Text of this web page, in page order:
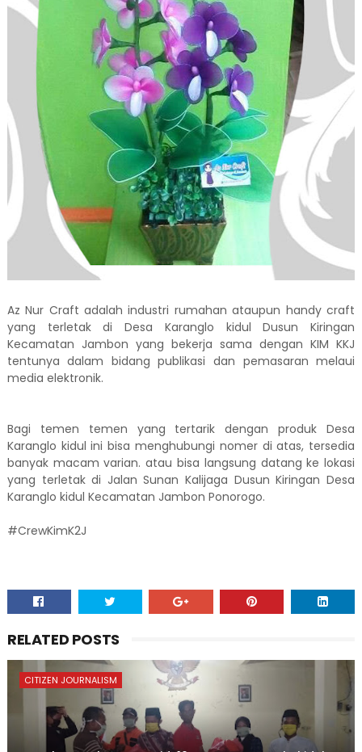
Az Nur Craft adalah industri rumahan ataupun handy craft
yang terletak di Desa Karanglo kidul Dusun Kiringan
Kecamatan Jambon yang bekerja sama dengan KIM KKJ
tentunya dalam bidang publikasi dan pemasaran melaui
media elektronik.
Bagi temen temen yang tertarik dengan produk Desa
Karanglo kidul ini bisa menghubungi nomer di atas, tersedia
banyak macam varian. atau bisa langsung datang ke lokasi
yang terletak di Jalan Sunan Kalijaga Dusun Kiringan Desa
Karanglo kidul Kecamatan Jambon Ponorogo.
#CrewKimK2J
RELATED POSTS
CITIZEN JOURNALISM